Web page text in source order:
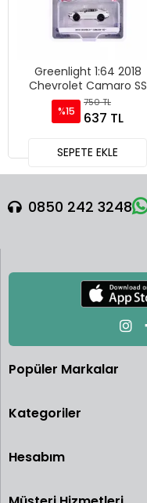
Greenlight 1:64 2018
Chevrolet Camaro SS
%15
750 TL
637 TL
SEPETE EKLE
0850 242 3248
Popüler Markalar
Kategoriler
Hesabım